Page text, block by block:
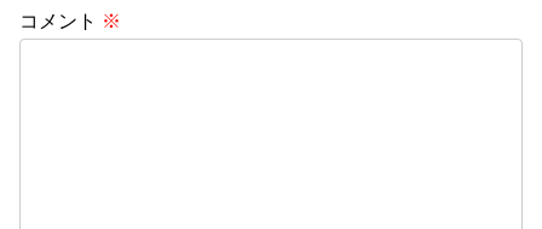
コメント ※